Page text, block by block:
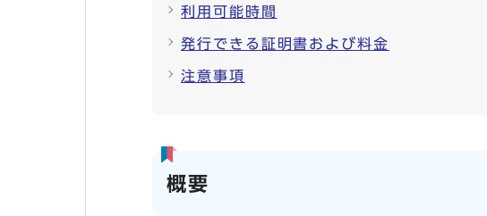
利用可能時間
発行できる証明書および料金
注意事項
概要